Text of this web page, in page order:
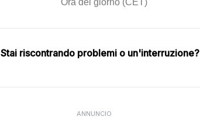
Stai riscontrando problemi o un'interruzione?
ANNUNCIO